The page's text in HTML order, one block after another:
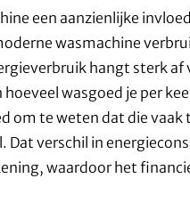
een aanzienlijke
wasmachine
hangt sterk af
wasgoed je per
om te weten dat die vaak
Dat verschil in
waardoor het